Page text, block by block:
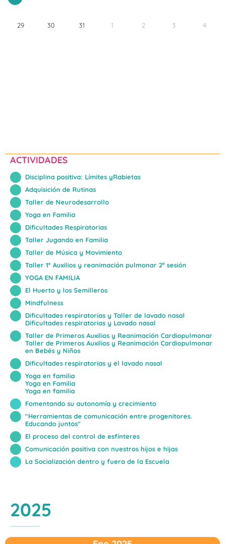
29 30 31 1 2 3 4
ACTIVIDADES
Disciplina positiva: Límites yRabietas
Adquisición de Rutinas
Taller de Neurodesarrollo
Yoga en Familia
Dificultades Respiratorias
Taller Jugando en Familia
Taller de Música y Movimiento
Taller 1º Auxilios y reanimación pulmonar 2ª sesión
YOGA EN FAMILIA
El Huerto y los Semilleros
Mindfulness
Dificultades respiratorias y Taller de lavado nasal
Dificultades respiratorias y Lavado nasal
Taller de Primeros Auxilios y Reanimación Cardiopulmonar
Taller de Primeros Auxilios y Reanimación Cardiopulmonar
en Bebés y Niños
Dificultades respiratorias y el lavado nasal
Yoga en familia
Yoga en Familia
Yoga en familia
Fomentando su autonomía y crecimiento
"Herramientas de comunicación entre progenitores.
Educando juntos"
El proceso del control de esfínteres
Comunicación positiva con nuestros hijos e hijas
La Socialización dentro y fuera de la Escuela
2025